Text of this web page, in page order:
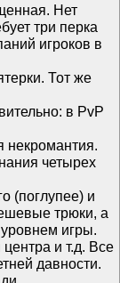
Нет
три перка
игроков в
Тот же
в PvP
некромантия.
четырех
(поглупее) и
трюки, а
игры.
и т.д. Все
давности.